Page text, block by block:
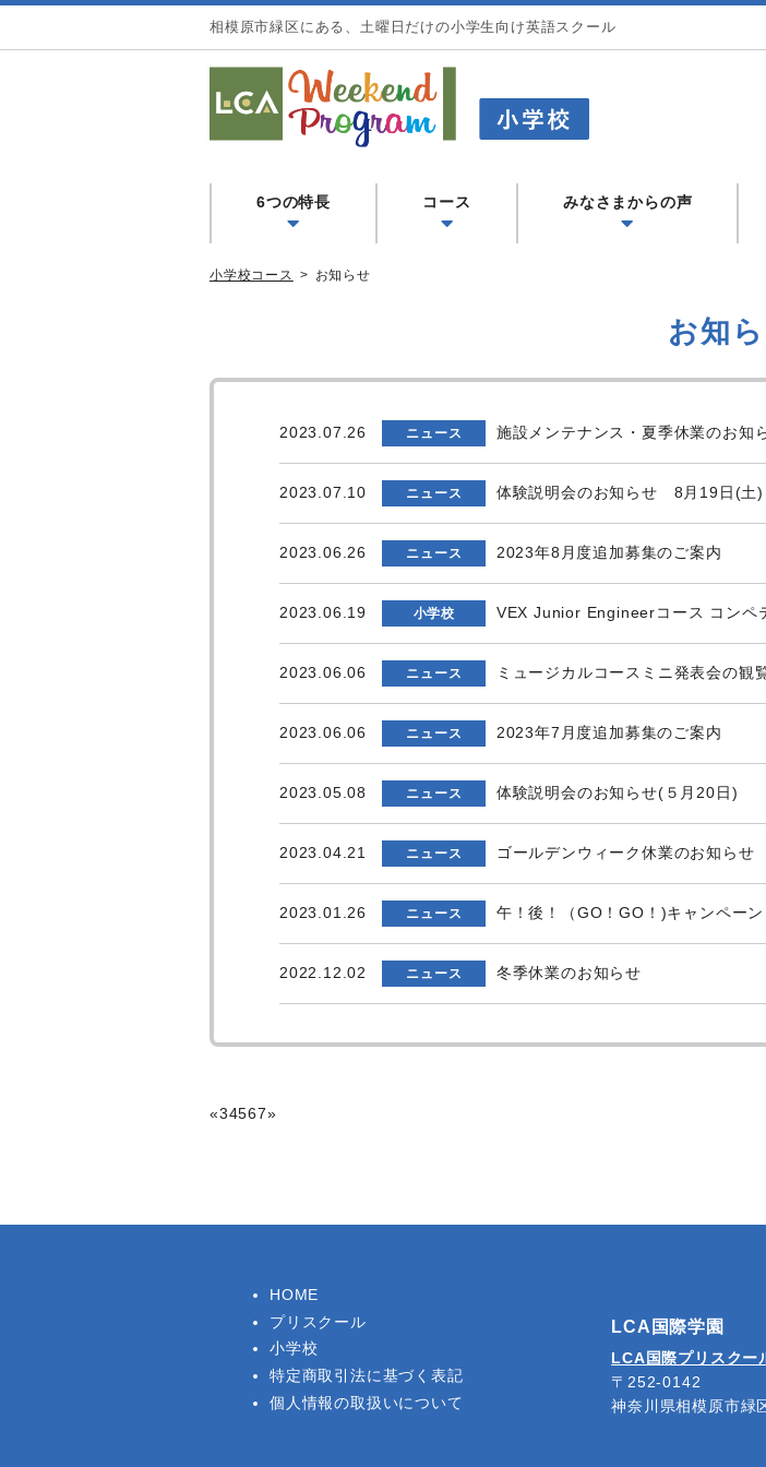
相模原市緑区にある、土曜日だけの小学生向け英語スクール
園 小学校コース
6つの特長 コース みなさまからの声
小学校コース お知らせ
お知
2023.07.26 ニュース 施設メンテナンス・夏季休業のお知
2023.07.10 ニュース 体験説明会のお知らせ 8月19日(土)
2023.06.26 ニュース 2023年8月度追加募集のご案内
2023.06.19 小学校 VEX Junior Engineerコース コンペ
2023.06.06 ニュース ミュージカルコースミニ発表会の観
2023.06.06 ニュース 2023年7月度追加募集のご案内
2023.05.08 ニュース 体験説明会のお知らせ(５月20日)
2023.04.21 ニュース ゴールデンウィーク休業のお知らせ
2023.01.26 ニュース 午！後！（GO！GO！)キャンペーン
2022.12.02 ニュース 冬季休業のお知らせ
«34567»
HOME
プリスクール
小学校
特定商取引法に基づく表記
個人情報の取扱いについて
LCA国際学園
LCA国際プリスクー
〒252-0142
神奈川県相模原市緑